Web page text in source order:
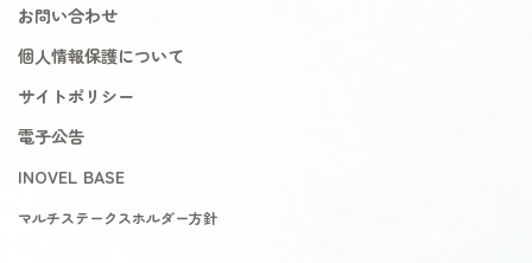
お問い合わせ
個人情報保護について
サイトポリシー
電子公告
INOVEL BASE
マルチステークスホルダー方針